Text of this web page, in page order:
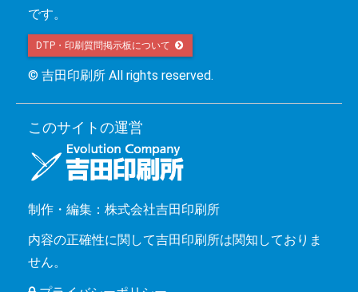
です。
DTP・印刷質問掲示板について
© 吉田印刷所 All rights reserved.
このサイトの運営
制作・編集：株式会社吉田印刷所
内容の正確性に関して吉田印刷所は関知しておりま
せん。